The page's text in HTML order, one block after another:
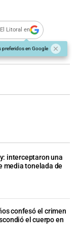
Litoral en
preferidos en Google
interceptaron una
media tonelada de
confesó el crimen
el cuerpo en